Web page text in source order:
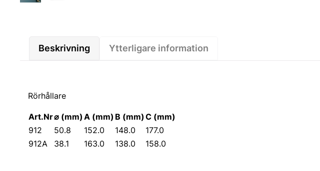
Beskrivning Ytterligare information
Rörhållare
Art.Nr⌀ (mm) A (mm) B (mm) C (mm)
912
50.8 152.0 148.0
177.0
912A
38.1 163.0 138.0 158.0